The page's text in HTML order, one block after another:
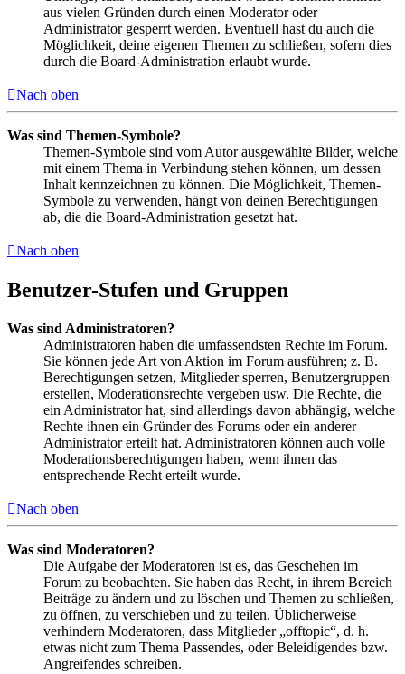
aus vielen Gründen durch einen Moderator oder
Administrator gesperrt werden. Eventuell hast du auch die
Möglichkeit, deine eigenen Themen zu schließen, sofern dies
durch die Board-Administration erlaubt wurde.
Nach oben
Was sind Themen-Symbole?
Themen-Symbole sind vom Autor ausgewählte Bilder, welche
mit einem Thema in Verbindung stehen können, um dessen
Inhalt kennzeichnen zu können. Die Möglichkeit, Themen-
Symbole zu verwenden, hängt von deinen Berechtigungen
ab, die die Board-Administration gesetzt hat.
Nach oben
Benutzer-Stufen und Gruppen
Was sind Administratoren?
Administratoren haben die umfassendsten Rechte im Forum.
Sie können jede Art von Aktion im Forum ausführen; z. B.
Berechtigungen setzen, Mitglieder sperren, Benutzergruppen
erstellen, Moderationsrechte vergeben usw. Die Rechte, die
ein Administrator hat, sind allerdings davon abhängig, welche
Rechte ihnen ein Gründer des Forums oder ein anderer
Administrator erteilt hat. Administratoren können auch volle
Moderationsberechtigungen haben, wenn ihnen das
entsprechende Recht erteilt wurde.
Nach oben
Was sind Moderatoren?
Die Aufgabe der Moderatoren ist es, das Geschehen im
Forum zu beobachten. Sie haben das Recht, in ihrem Bereich
Beiträge zu ändern und zu löschen und Themen zu schließen,
zu öffnen, zu verschieben und zu teilen. Üblicherweise
verhindern Moderatoren, dass Mitglieder „offtopic“, d. h.
etwas nicht zum Thema Passendes, oder Beleidigendes bzw.
Angreifendes schreiben.